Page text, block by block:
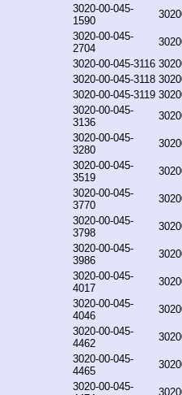
3020-00-045-
1590
3020-00-045-
2704
3020-00-045-3116
3020-00-045-3118
3020-00-045-3119
3020-00-045-
3136
3020-00-045-
3280
3020-00-045-
3519
3020-00-045-
3770
3020-00-045-
3798
3020-00-045-
3986
3020-00-045-
4017
3020-00-045-
4046
3020-00-045-
4462
3020-00-045-
4465
3020-00-045-